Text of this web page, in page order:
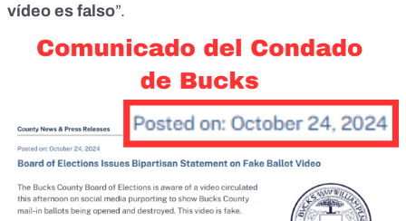
vídeo es falso”.